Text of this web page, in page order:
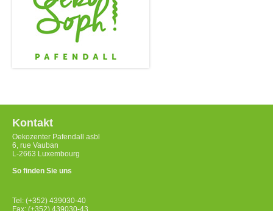
Kontakt
Oekozenter Pafendall asbl
6, rue Vauban
L-2663 Luxembourg
So finden Sie uns
Tel: (+352) 439030-40